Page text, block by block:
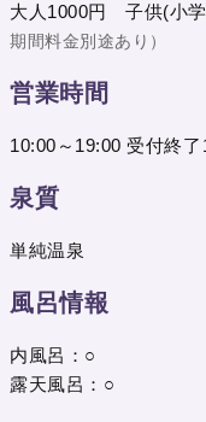
大人1000円 子供(小
期間料金別途あり）
営業時間
10:00～19:00 受付終了
泉質
単純温泉
風呂情報
内風呂：○
露天風呂：○